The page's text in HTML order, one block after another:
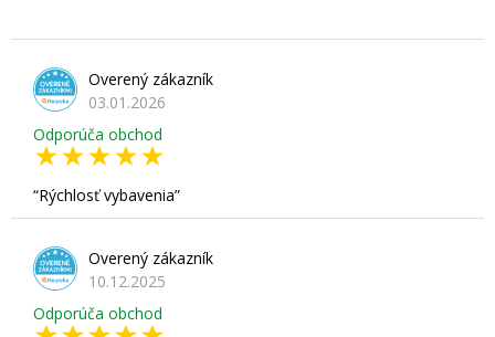
Overený zákazník
03.01.2026
Odporúča obchod
Rýchlosť vybavenia
Overený zákazník
10.12.2025
Odporúča obchod